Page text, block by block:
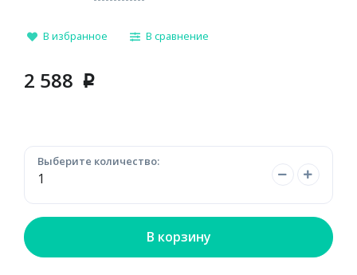
В избранное В сравнение
2 588 p
Выберите количество:
В корзину